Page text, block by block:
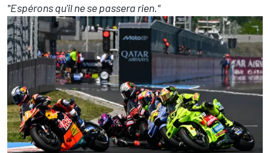
"Espérons qu'il ne se passera rien."